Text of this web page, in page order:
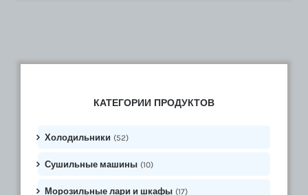
КАТЕГОРИИ ПРОДУКТОВ
Холодильники (52)
Сушильные машины (10)
Морозильные лари и шкафы (17)